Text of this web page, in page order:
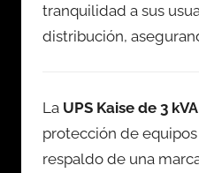
tranquilidad a sus
distribución,
La UPS Kaise de 3 kVA
protección de
respaldo de una